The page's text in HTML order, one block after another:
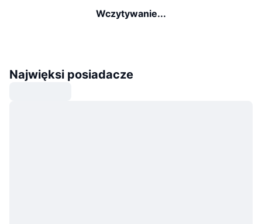
Wczytywanie...
Najwięksi posiadacze